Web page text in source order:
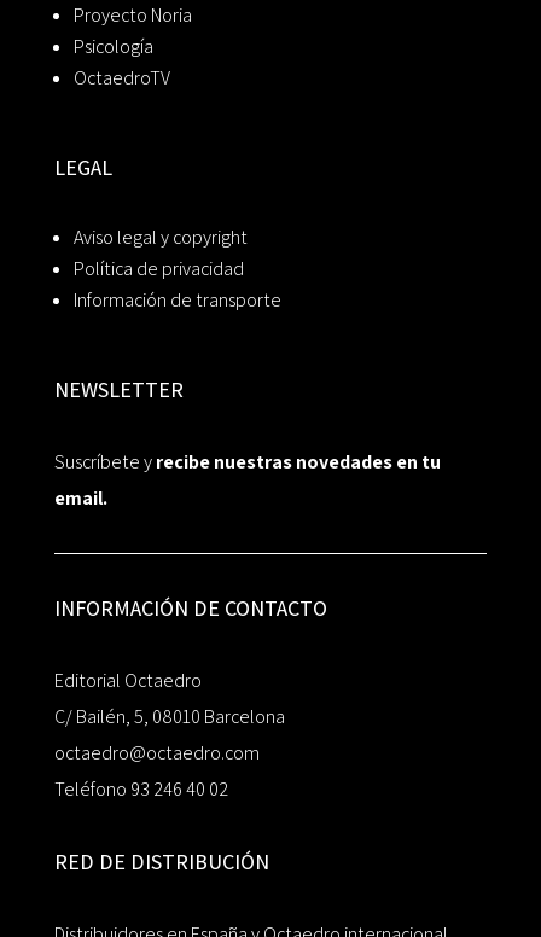
Proyecto Noria
Psicología
OctaedroTV
LEGAL
Aviso legal y copyright
Política de privacidad
Información de transporte
NEWSLETTER
Suscríbete yrecibe nuestras novedades en tu
email.
INFORMACIÓN DE CONTACTO
Editorial Octaedro
C/ Bailén, 5, 08010 Barcelona
octaedro@octaedro.com
Teléfono 93 246 40 02
RED DE DISTRIBUCIÓN